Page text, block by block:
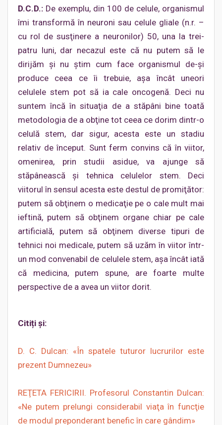
D.C.D.: De exemplu, din 100 de celule, organismul
îmi transformă în neuroni sau celule gliale (n.r. –
cu rol de susţinere a neuronilor) 50, una la trei-
patru luni, dar necazul este că nu putem să le
dirijăm şi nu ştim cum face organismul de-şi
produce ceea ce îi trebuie, aşa încât uneori
celulele stem pot să ia cale oncogenă. Deci nu
suntem încă în situaţia de a stăpâni bine toată
metodologia de a obţine tot ceea ce dorim dintr-o
celulă stem, dar sigur, acesta este un stadiu
relativ de început. Sunt ferm convins că în viitor,
omenirea, prin studii asidue, va ajunge să
stăpânească şi tehnica celulelor stem. Deci
viitorul în sensul acesta este destul de promiţător:
putem să obţinem o medicaţie pe o cale mult mai
ieftină, putem să obţinem organe chiar pe cale
artificială, putem să obţinem diverse tipuri de
tehnici noi medicale, putem să uzăm în viitor într-
un mod convenabil de celulele stem, aşa încât iată
că medicina, putem spune, are foarte multe
perspective de a avea un viitor dorit.
Citiți și:
D. C. Dulcan: «În spatele tuturor lucrurilor este
prezent Dumnezeu»
REŢETA FERICIRII. Profesorul Constantin Dulcan:
«Ne putem prelungi considerabil viaţa în funcţie
de modul preponderant benefic în care gândim»